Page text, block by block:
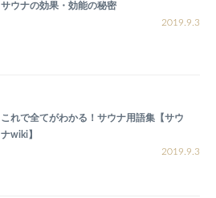
サウナの効果・効能の秘密
2019.9.3
これで全てがわかる！サウナ用語集【サウ
ナwiki】
2019.9.3